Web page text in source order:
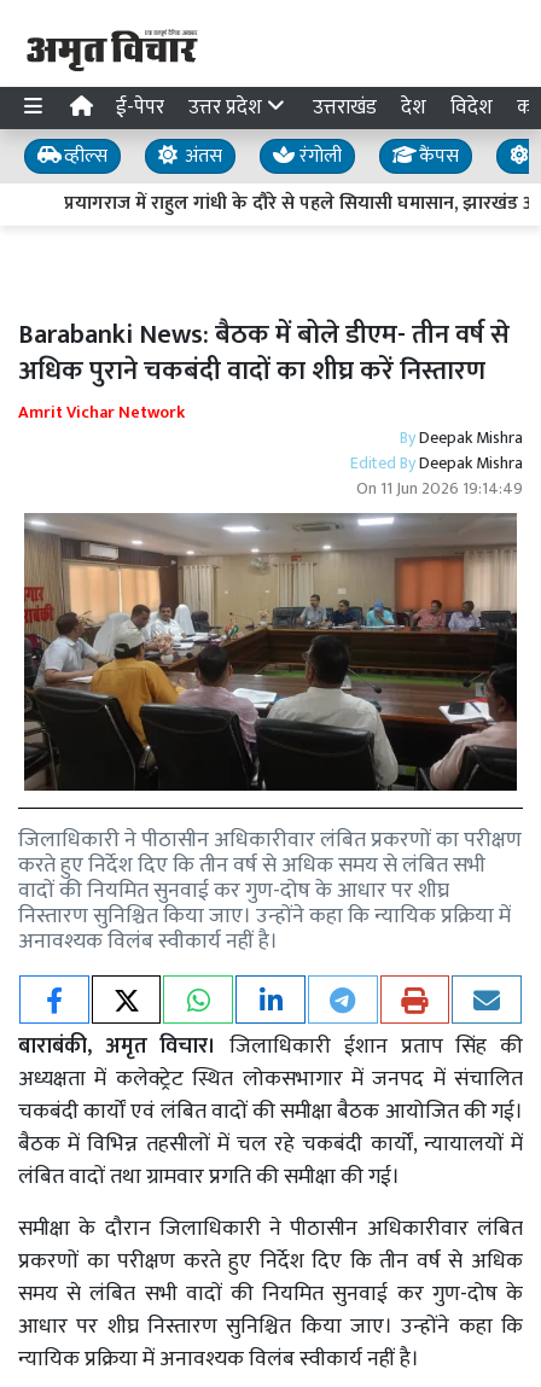
ई-पेपर उत्तर प्रदेश उत्तराखंड देश विदेश
व्हील्स अंतस रंगोली कैंपस
प्रयागराज में राहुल गांधी के दौरे से पहले सियासी घमासान, झारखंड
Barabanki News: बैठक में बोले डीएम- तीन वर्ष से
अधिक पुराने चकबंदी वादों का शीघ्र करें निस्तारण
Amrit Vichar Network
ByDeepak Mishra
Edited ByDeepak Mishra
On 11 Jun 2026 19:14:49
जिलाधिकारी ने पीठासीन अधिकारीवार लंबित प्रकरणों का परीक्षण
करते हुए निर्देश दिए कि तीन वर्ष से अधिक समय से लंबित सभी
वादों की नियमित सुनवाई कर गुण-दोष के आधार पर शीघ्र
निस्तारण सुनिश्चित किया जाए। उन्होंने कहा कि न्यायिक प्रक्रिया में
अनावश्यक विलंब स्वीकार्य नहीं है।
बाराबंकी, अमृत विचार। जिलाधिकारी ईशान प्रताप सिंह की
अध्यक्षता में कलेक्ट्रेट स्थित लोकसभागार में जनपद में संचालित
चकबंदी कार्यों एवं लंबित वादों की समीक्षा बैठक आयोजित की गई।
बैठक में विभिन्न तहसीलों में चल रहे चकबंदी कार्यों, न्यायालयों में
लंबित वादों तथा ग्रामवार प्रगति की समीक्षा की गई।
समीक्षा के दौरान जिलाधिकारी ने पीठासीन अधिकारीवार लंबित
प्रकरणों का परीक्षण करते हुए निर्देश दिए कि तीन वर्ष से अधिक
समय से लंबित सभी वादों की नियमित सुनवाई कर गुण-दोष के
आधार पर शीघ्र निस्तारण सुनिश्चित किया जाए। उन्होंने कहा कि
न्यायिक प्रक्रिया में अनावश्यक विलंब स्वीकार्य नहीं है।